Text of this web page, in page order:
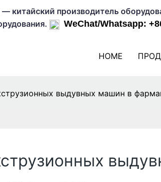
китайский производитель
WeChat/Whatsapp:
HOME
выдувных машин в